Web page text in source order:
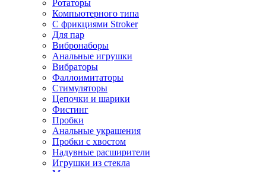
Ротаторы
Компьютерного типа
С фрикциями Stroker
Для пар
Вибронаборы
Анальные игрушки
Вибраторы
Фаллоимитаторы
Стимуляторы
Цепочки и шарики
Фистинг
Пробки
Анальные украшения
Пробки с хвостом
Надувные расширители
Игрушки из стекла